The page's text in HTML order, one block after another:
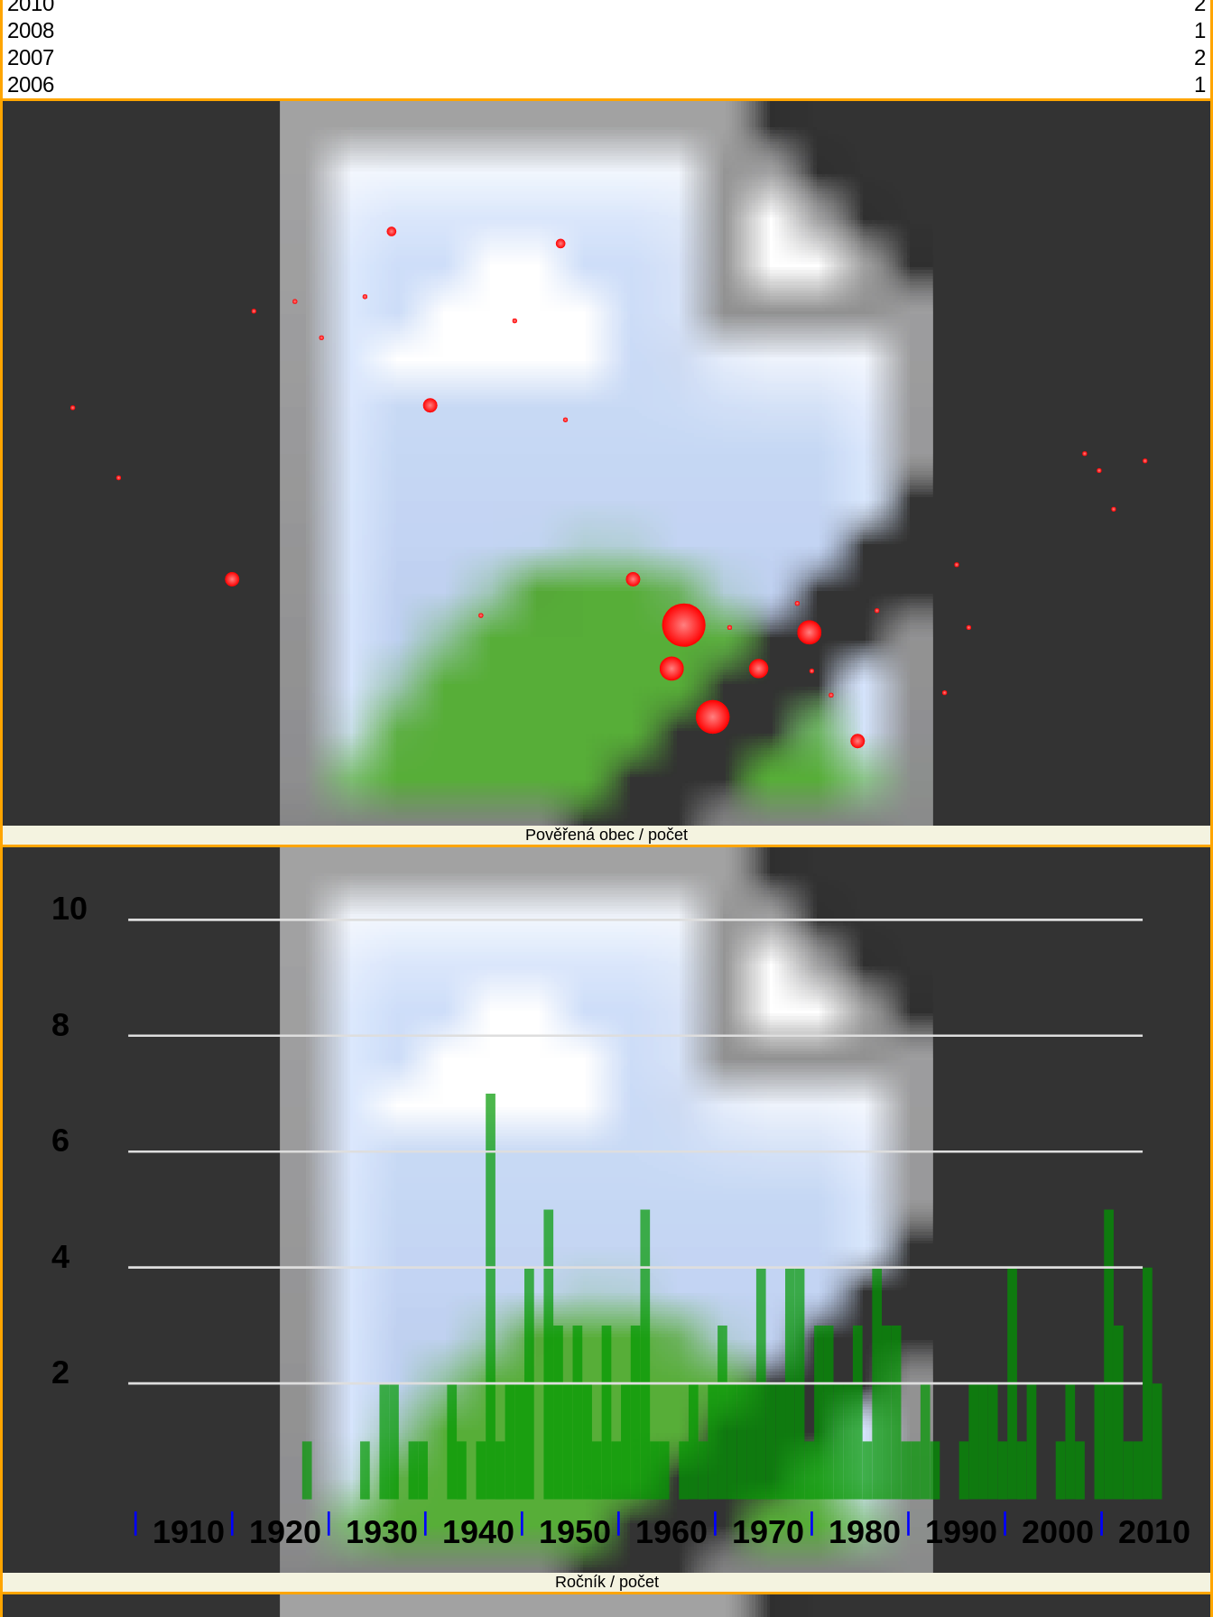
2008
1
2007
2
2006
1
Pověřená obec / počet
1910 1920 1930 1940 1950 1960 1970 1980 1990 2000 2010
2
4
6
8
10
Ročník / počet